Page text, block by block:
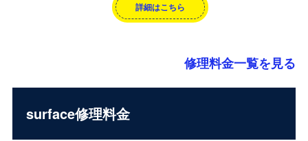
詳細はこちら
修理料金一覧を見る
surface修理料金